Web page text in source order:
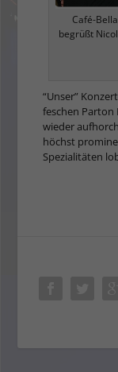
Café-
begrüßt
“Unser”
feschen Parton
wieder
höchst
Spezialitäten